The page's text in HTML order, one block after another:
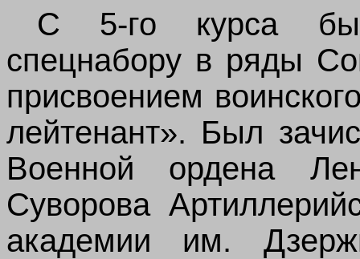
С 5-го курса
спецнабору в ряды
присвоением
лейтенант». Был
Военной ордена
Суворова
академии им.